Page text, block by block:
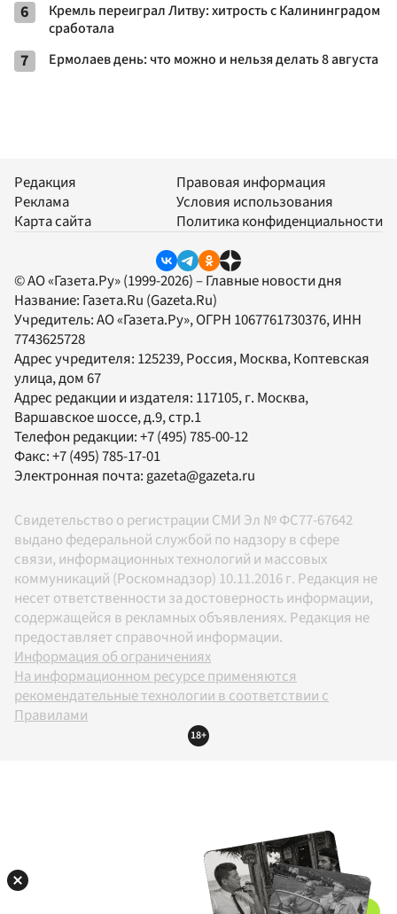
6
Кремль переиграл Литву: хитрость с Калининградом
сработала
7 Ермолаев день: что можно и нельзя делать 8 августа
Редакция
Реклама
Карта сайта
Правовая информация
Условия использования
Политика конфиденциальности
© АО «Газета.Ру» (1999-2026) – Главные новости дня
Название: Газета.Ru (Gazeta.Ru)
Учредитель:АО «Газета.Ру», ОГРН 1067761730376, ИНН
7743625728
Адрес учредителя: 125239, Россия, Москва, Коптевская
улица, дом 67
Адрес редакции и издателя: 117105, г. Москва,
Варшавское шоссе, д.9, стр.1
Телефон редакции:+7 (495) 785-00-12
Факс:+7 (495) 785-17-01
Электронная почта: gazeta@gazeta.ru
Свидетельство о регистрации СМИ Эл № ФС77-67642
выдано федеральной службой по надзору в сфере
связи, информационных технологий и массовых
коммуникаций (Роскомнадзор) 10.11.2016 г. Редакция не
несет ответственности за достоверность информации,
содержащейся в рекламных объявлениях. Редакция не
предоставляет справочной информации.
Информация об ограничениях
На информационном ресурсе применяются
рекомендательные технологии в соответствии с
Правилами
18+